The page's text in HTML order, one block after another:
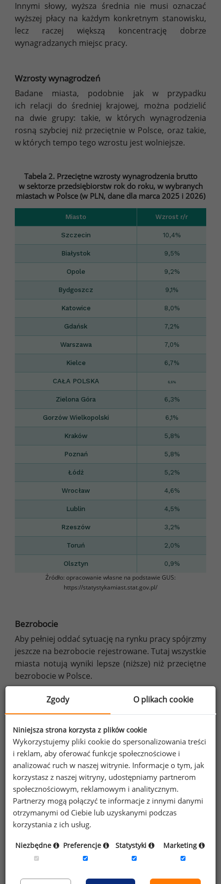
Innymi słowy, wyższa średnia nie musi oznaczać
wyższej płacy na każdym konkretnym stanowisku,
lecz raczej większą koncentrację dobrze
wynagradzanych miejsc pracy.
Wzrosty wynagrodzeń
Badane miasta, podobnie jak w przypadku
ich relacji do średniej krajowej, można podzielić
na dwie grupy: takie, w których wynagrodzenia
rosną szybciej niż przeciętnie w Polsce, oraz takie,
w których tempo tego wzrostu jest wolniejsze.
Tabela 2. Przeciętne wzrosty wynagrodzenia brutto
w sektorze przedsiębiorstw rok do roku, w wybranych
miastach w Polsce (w PLN, dane dla marca 2025 i 2026)
Miasto Wzrost r/r
Szczecin 10,4%
Białystok 9,5%
Opole 9,2%
Bydgoszcz 9,1%
Katowice 8,0%
Gdańsk 7,2%
Warszawa 7,0%
Kielce 6,7%
CAŁA POLSKA 6,6%
Zielona Góra 6,3%
Gorzów Wielkopolski 6,1%
Kraków 5,8%
Poznań 5,8%
Łódź 5,2%
Wrocław 4,6%
Lublin 4,5%
Rzeszów 3,2%
Toruń 2,0%
Olsztyn 0,9%
Źródło: opracowanie własne na podstawie GUS:
https://statystykamiast.stat.gov.pl/
Bezrobocie
Aby pełniej oddać sytuację na rynku pracy spójrzmy
jeszcze na bezrobocie rejestrowane. Tutaj wszystkie
miasta notują wyniki lepsze (niższe) niż przeciętne
bezrobocie w Polsce.
Miasto
stopa bezrobocie
rejestrowanego
CAŁA POLSKA 6,1%
Białystok 6,0%
Kielce 5,8%
Łódź
Lublin 4,7%
Rzeszów
Zielona Góra 4,5%
Zgody O plikach cookie
Niniejsza strona korzysta z plików cookie
Wykorzystujemy pliki cookie do spersonalizowania treści
i reklam, aby oferować funkcje społecznościowe i
analizować ruch w naszej witrynie. Informacje o tym, jak
korzystasz z naszej witryny, udostępniamy partnerom
społecznościowym, reklamowym i analitycznym.
Partnerzy mogą połączyć te informacje z innymi danymi
otrzymanymi od Ciebie lub uzyskanymi podczas
korzystania z ich usług.
Niezbędne Preferencje Statystyki Marketing